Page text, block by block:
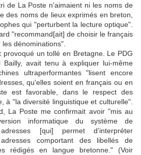
de La Poste n'aimaient ni les noms de
des noms de lieux exprimés en breton,
qui "perturbent la lecture optique".
"recommand[ait] de choisir le français
dénominations".
provoqué un tollé en Bretagne. Le PDG
Bailly, avait tenu à expliquer lui-même
ultraperformantes "lisent encore
qu'elles soient en français ou en
est favorable, dans le respect des
à "la diversité linguistique et culturelle".
La Poste me confirmait avoir "mis au
informatique du système de
[qui] permet d’interpréter
comportant des libellés de
rédigés en langue bretonne." (Voir